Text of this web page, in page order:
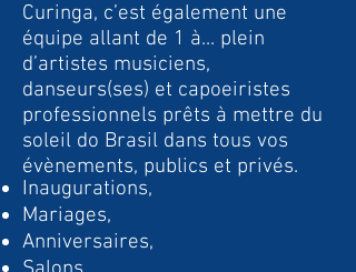
Inaugurations,
Mariages,
Anniversaires,
Curinga, c’est également une
équipe allant de 1 à... plein
d’artistes musiciens,
danseurs(ses) et capoeiristes
professionnels prêts à mettre du
soleil do Brasil dans tous vos
évènements, publics et privés.